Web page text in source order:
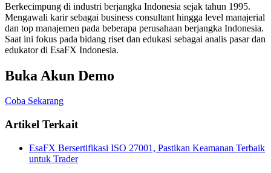
Berkecimpung di industri berjangka Indonesia sejak tahun 1995.
Mengawali karir sebagai business consultant hingga level manajerial
dan top manajemen pada beberapa perusahaan berjangka Indonesia.
Saat ini fokus pada bidang riset dan edukasi sebagai analis pasar dan
edukator di EsaFX Indonesia.
Buka Akun Demo
Coba Sekarang
Artikel Terkait
EsaFX Bersertifikasi ISO 27001, Pastikan Keamanan Terbaik
untuk Trader